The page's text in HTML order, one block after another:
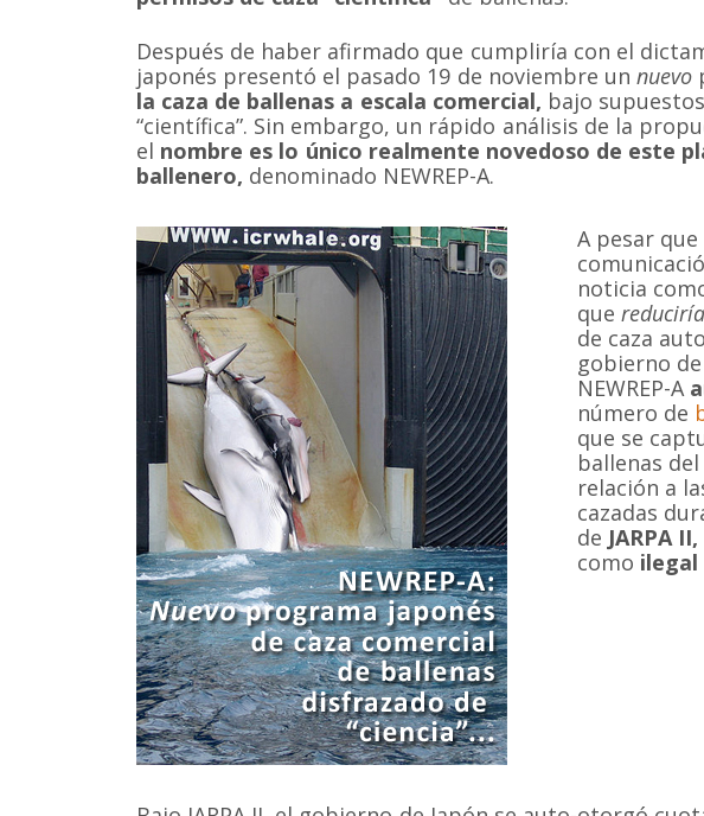
Después de haber afirmado que cumpliría con el
japonés presentó el pasado 19 de noviembre un nuevo
la caza de ballenas a escala comercial, bajo
“científica”. Sin embargo, un rápido análisis de la
el nombre es lo único realmente novedoso de este
ballenero, denominado NEWREP-A.
A pesar
noticia
que
de caza
gobierno
NEWREP-A
número de
que se
ballenas
relación a
cazadas
de JARPA II,
como ilegal